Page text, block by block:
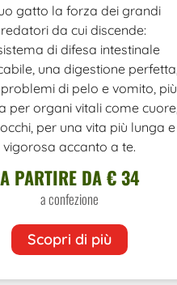
gatto la forza dei grandi
da cui discende:
di difesa intestinale
una digestione perfetta,
di pelo e vomito, più
per organi vitali come cuore,
per una vita più lunga e
vigorosa accanto a te.
A PARTIRE DA € 34
a confezione
Scopri di più